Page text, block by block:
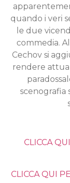
quando i veri
le due
commedia.
Cechov si
rendere
scenografia
CLICCA
CLICCA QUI